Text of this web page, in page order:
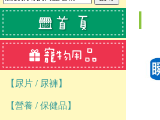
【尿片 / 尿褲】
【營養 / 保健品】